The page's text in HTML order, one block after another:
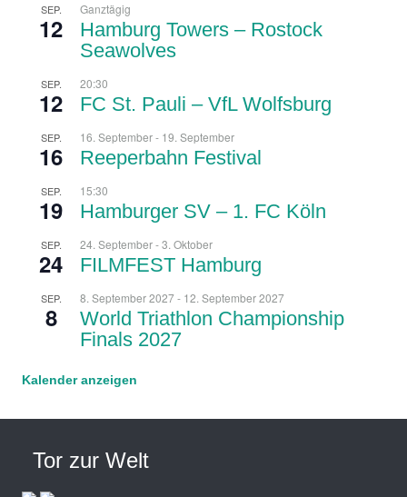
Tor zur Welt
SEP.
12
Ganztägig
Hamburg Towers – Rostock
Seawolves
SEP.
12
20:30
FC St. Pauli – VfL Wolfsburg
SEP.
16
16. September- 19. September
Reeperbahn Festival
SEP.
19
15:30
Hamburger SV – 1. FC Köln
SEP.
24
24. September-3. Oktober
FILMFEST Hamburg
SEP.
8
8. September 2027- 12. September 2027
World Triathlon Championship
Finals 2027
Kalender anzeigen